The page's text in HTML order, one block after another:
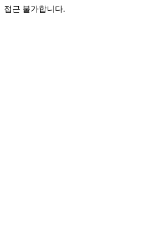
접근 불가합니다.